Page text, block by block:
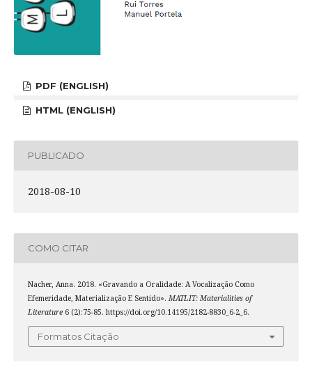
PDF (ENGLISH)
HTML (ENGLISH)
PUBLICADO
2018-08-10
COMO CITAR
Nacher, Anna. 2018. «Gravando a Oralidade: A Vocalização Como
Efemeridade, Materialização E Sentido». MATLIT: Materialities of
Literature6 (2):75-85. https://doi.org/10.14195/2182-8830_6-2_6.
Formatos Citação